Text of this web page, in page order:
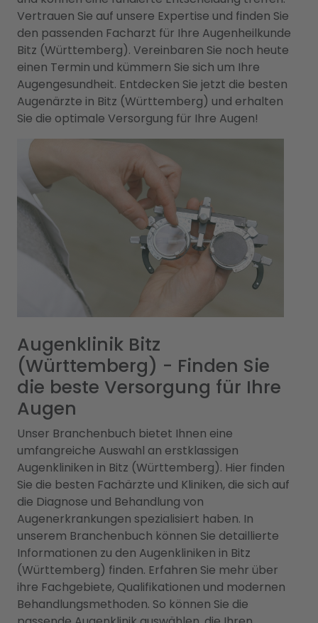
Vertrauen Sie auf unsere Expertise und finden Sie
den passenden Facharzt für Ihre Augenheilkunde
Bitz (Württemberg). Vereinbaren Sie noch heute
einen Termin und kümmern Sie sich um Ihre
Augengesundheit. Entdecken Sie jetzt die besten
Augenärzte in Bitz (Württemberg) und erhalten
Sie die optimale Versorgung für Ihre Augen!
Augenklinik Bitz
(Württemberg) - Finden Sie
die beste Versorgung für Ihre
Augen
Unser Branchenbuch bietet Ihnen eine
umfangreiche Auswahl an erstklassigen
Augenkliniken in Bitz (Württemberg). Hier finden
Sie die besten Fachärzte und Kliniken, die sich auf
die Diagnose und Behandlung von
Augenerkrankungen spezialisiert haben. In
unserem Branchenbuch können Sie detaillierte
Informationen zu den Augenkliniken in Bitz
(Württemberg) finden. Erfahren Sie mehr über
ihre Fachgebiete, Qualifikationen und modernen
Behandlungsmethoden. So können Sie die